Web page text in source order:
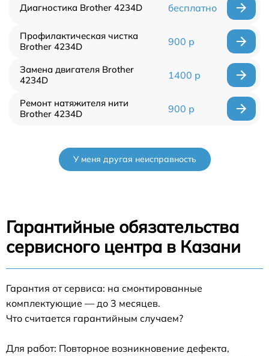
Диагностика Brother 4234D бесплатно
Профилактическая чистка
Brother 4234D
900 р
Замена двигателя Brother
4234D
1400 р
Ремонт натяжителя нити
Brother 4234D
900 р
У меня другая неисправность
Гарантийные обязательства
сервисного центра в Казани
Гарантия от сервиса: на смонтированные
комплектующие — до 3 месяцев.
Что считается гарантийным случаем?
Для работ: Повторное возникновение дефекта,